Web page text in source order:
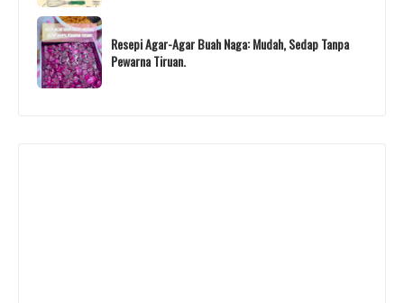
Resepi Agar-Agar Buah Naga: Mudah, Sedap Tanpa
Pewarna Tiruan.